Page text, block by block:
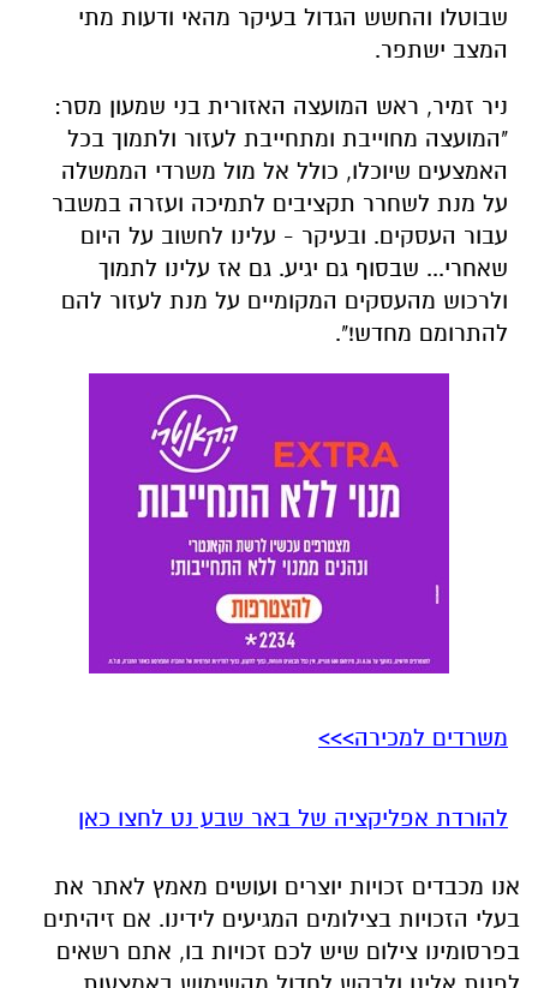
שבוטלו והחשש הגדול בעיקר מהאי ודעות מתי
המצב ישתפר.
ניר זמיר, ראש המועצה האזורית בני שמעון מסר:
"המועצה מחוייבת ומתחייבת לעזור ולתמוך בכל
האמצעים שיוכלו, כולל אל מול משרדי הממשלה
על מנת לשחרר תקציבים לתמיכה ועזרה במשבר
עבור העסקים. ובעיקר - עלינו לחשוב על היום
שאחרי... שבסוף גם יגיע. גם אז עלינו לתמוך
ולרכוש מהעסקים המקומיים על מנת לעזור להם
להתרומם מחדש!".
משרדים למכירה>>>
להורדת אפליקציה של באר שבע נט לחצו כאן
אנו מכבדים זכויות יוצרים ועושים מאמץ לאתר את
בעלי הזכויות בצילומים המגיעים לידינו. אם זיהיתים
בפרסומינו צילום שיש לכם זכויות בו, אתם רשאים